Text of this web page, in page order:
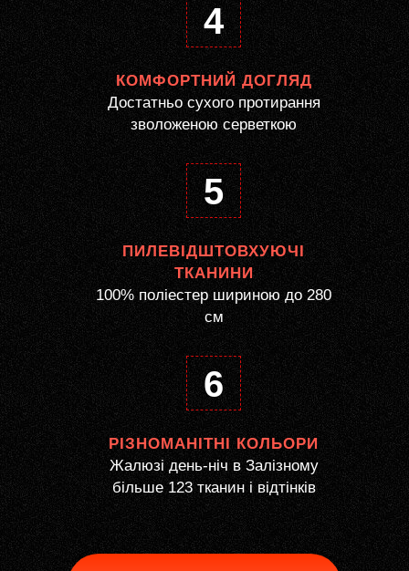
4
КОМФОРТНИЙ ДОГЛЯД
Достатньо сухого протирання
зволоженою серветкою
5
ПИЛЕВІДШТОВХУЮЧІ
ТКАНИНИ
100% поліестер шириною до 280
см
6
РІЗНОМАНІТНІ КОЛЬОРИ
Жалюзі день-ніч в Залізному
більше 123 тканин і відтінків